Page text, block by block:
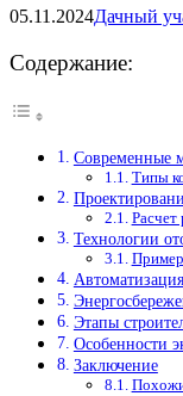
05.11.2024Дачный
Содержание:
Современные
Типы
Расчет
Технологии
Этапы
Особенности
Заключение